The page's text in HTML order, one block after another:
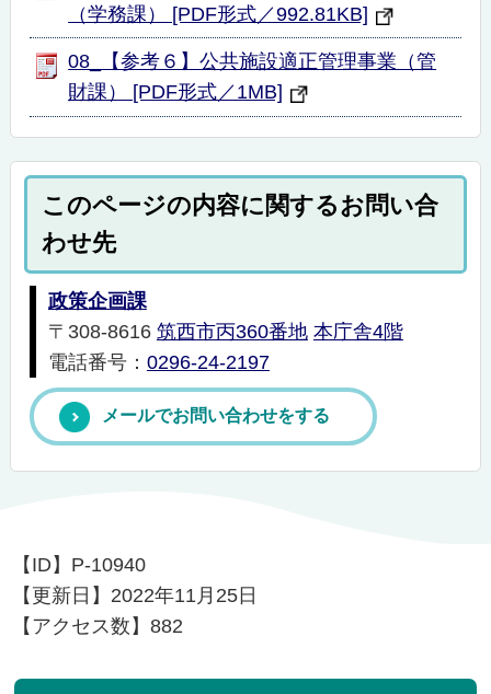
（学務課） [PDF形式／992.81KB]
08_【参考６】公共施設適正管理事業（管
財課） [PDF形式／1MB]
このページの内容に関するお問い合
わせ先
政策企画課
〒308-8616 筑西市丙360番地 本庁舎4階
電話番号： 0296-24-2197
メールでお問い合わせをする
【ID】 P-10940
【更新日】 2022年11月25日
【アクセス数】882